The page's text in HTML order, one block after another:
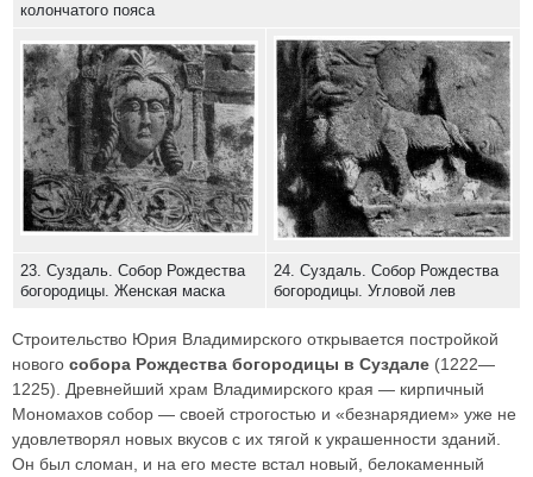
колончатого пояса
23. Суздаль. Собор Рождества
богородицы. Женская маска
24. Суздаль. Собор Рождества
богородицы. Угловой лев
Строительство Юрия Владимирского открывается постройкой
нового собора Рождества богородицы в Суздале (1222—
1225). Древнейший храм Владимирского края — кирпичный
Мономахов собор — своей строгостью и «безнарядием» уже не
удовлетворял новых вкусов с их тягой к украшенности зданий.
Он был сломан, и на его месте встал новый, белокаменный